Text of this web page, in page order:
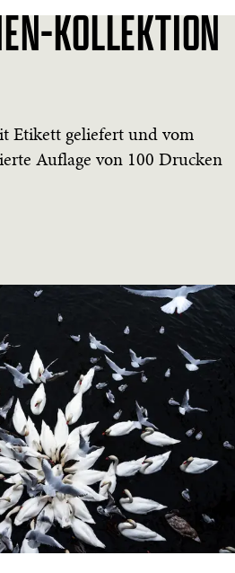
KOLLEKTION
Etikett geliefert und vom
Auflage von 100 Drucken